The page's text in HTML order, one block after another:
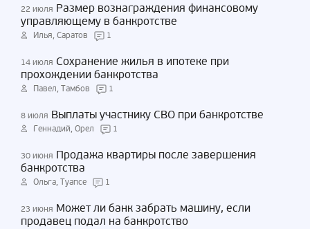
22 июля Размер вознаграждения финансовому
управляющему в банкротстве
Илья, Саратов 1
14 июля Сохранение жилья в ипотеке при
прохождении банкротства
Павел, Тамбов 1
8 июля Выплаты участнику СВО при банкротстве
Геннадий, Орел 1
30 июня Продажа квартиры после завершения
банкротства
Ольга, Туапсе 1
23 июня Может ли банк забрать машину, если
продавец подал на банкротство